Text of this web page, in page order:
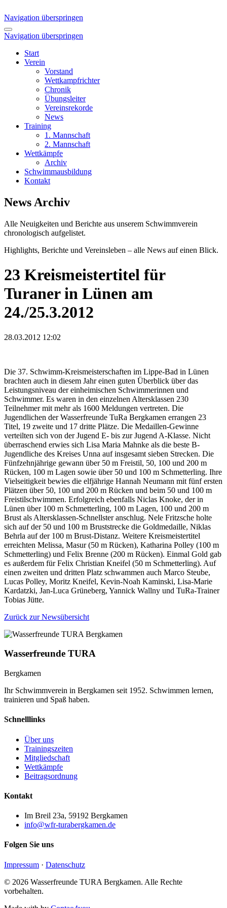
Navigation überspringen
Navigation überspringen
Start
Verein
Vorstand
Wettkampfrichter
Chronik
Übungsleiter
Vereinsrekorde
News
Training
1. Mannschaft
2. Mannschaft
Wettkämpfe
Archiv
Schwimmausbildung
Kontakt
News Archiv
Alle Neuigkeiten und Berichte aus unserem Schwimmverein
chronologisch aufgelistet.
Highlights, Berichte und Vereinsleben – alle News auf einen Blick.
23 Kreismeistertitel für
Turaner in Lünen am
24./25.3.2012
28.03.2012 12:02
Die 37. Schwimm-Kreismeisterschaften im Lippe-Bad in Lünen
brachten auch in diesem Jahr einen guten Überblick über das
Leistungsniveau der einheimischen Schwimmerinnen und
Schwimmer. Es waren in den einzelnen Altersklassen 230
Teilnehmer mit mehr als 1600 Meldungen vertreten. Die
Jugendlichen der Wasserfreunde TuRa Bergkamen errangen 23
Titel, 19 zweite und 17 dritte Plätze. Die Medaillen-Gewinne
verteilten sich von der Jugend E- bis zur Jugend A-Klasse. Nicht
überraschend erwies sich Lisa Maria Mahnke als die beste B-
Jugendliche des Kreises Unna auf insgesamt sieben Strecken. Die
Fünfzehnjährige gewann über 50 m Freistil, 50, 100 und 200 m
Rücken, 100 m Lagen sowie über 50 und 100 m Schmetterling. Ihre
Vielseitigkeit bewies die elfjährige Hannah Neumann mit fünf ersten
Plätzen über 50, 100 und 200 m Rücken und beim 50 und 100 m
Freistilschwimmen. Erfolgreich ebenfalls Niclas Knoke, der in
Lünen über 100 m Schmetterling, 100 m Lagen, 100 und 200 m
Brust als Altersklassen-Schnellster anschlug. Nele Fritzsche holte
sich auf der 50 und 100 m Bruststrecke die Goldmedaille, Niklas
Behrla auf der 100 m Brust-Distanz. Weitere Kreismeistertitel
erreichten Melissa, Masur (50 m Rücken), Katharina Polley (100 m
Schmetterling) und Felix Brenne (200 m Rücken). Einmal Gold gab
es außerdem für Felix Christian Kneifel (50 m Schmetterling). Auf
einen zweiten und dritten Platz schwammen auch Marco Steube,
Lucas Polley, Moritz Kneifel, Kevin-Noah Kaminski, Lisa-Marie
Kardatzki, Jan-Luca Grüneberg, Yannick Wallny und TuRa-Trainer
Tobias Jütte.
Zurück zur Newsübersicht
Wasserfreunde TURA
Bergkamen
Ihr Schwimmverein in Bergkamen seit 1952. Schwimmen lernen,
trainieren und Spaß haben.
Schnelllinks
Über uns
Trainingszeiten
Mitgliedschaft
Wettkämpfe
Beitragsordnung
Kontakt
Im Breil 23a, 59192 Bergkamen
info@wfr-turabergkamen.de
Folgen Sie uns
Impressum · Datenschutz
© 2026 Wasserfreunde TURA Bergkamen. Alle Rechte
vorbehalten.